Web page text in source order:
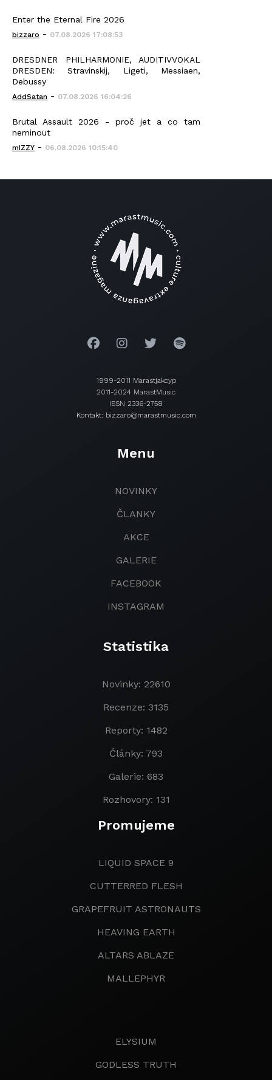
Enter the Eternal Fire 2026
bizzaro - 07.08.2026 17:08:53
DRESDNER PHILHARMONIE, AUDITIVVOKAL
DRESDEN: Stravinskij, Ligeti, Messiaen,
Debussy
AddSatan - 07.08.2026 16:04:26
Brutal Assault 2026 - proč jet a co tam
neminout
mIZZY - 06.08.2026 10:15:40
1999-2011 Marastjakcyp
2011-2024 MarastMusic
ISSN 2336-2758
Kontakt: bizzaro@marastmusic.com
Menu
NOVINKY
ČLANKY
AKCE
GALERIE
FACEBOOK
INSTAGRAM
Statistika
Novinky: 22610
Recenze: 3135
Reporty: 1482
Články: 793
Galerie: 683
Rozhovory: 131
Promujeme
LIQUID SPACE 9
CUTTERRED FLESH
GRAPEFRUIT ASTRONAUTS
HEAVING EARTH
ALTARS ABLAZE
MALLEPHYR
ELYSIUM
GODLESS TRUTH